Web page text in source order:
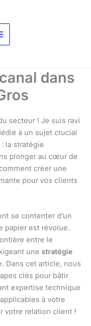
dans
secteur ! Je suis ravi
à un sujet crucial
la stratégie
plonger au cœur de
créer une
pour vos clients
se contenter d’un
papier est révolue.
entre le
une stratégie
Dans cet article, nous
clés pour bâtir
expertise technique
à votre
votre relation client !